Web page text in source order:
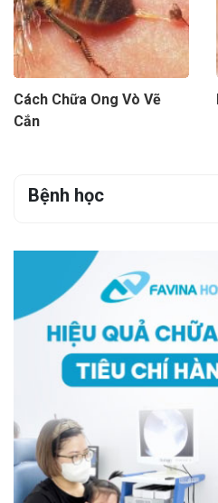
Cách Chữa Ong Vò Vẽ
Cắn
Bệnh học